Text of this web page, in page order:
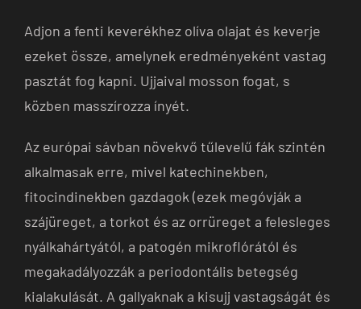
Adjon a fenti keverékhez olíva olajat és keverje
ezeket össze, amelynek eredményeként vastag
pasztát fog kapni. Ujjaival mosson fogat, s
közben masszírozza ínyét.
Az európai sávban növekvő tűlevelű fák szintén
alkalmasak erre, mivel katechinekben,
fitocindinekben gazdagok (ezek megóvják a
szájüreget, a torkot és az orrüreget a felesleges
nyálkahártyától, a patogén mikroflórától és
megakadályozzák a periodontális betegség
kialakulását. A gallyaknak a kisujj vastagságát és